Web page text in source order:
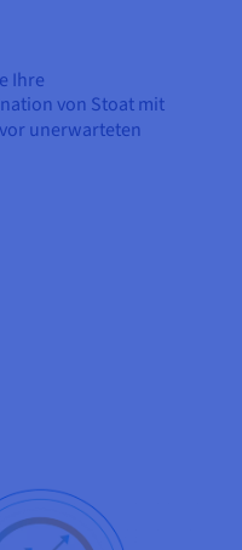
Ihre
von Stoat mit
unerwarteten